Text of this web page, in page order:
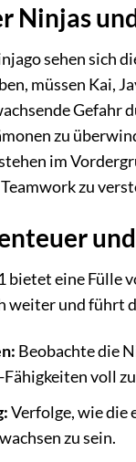
Ninjas
sehen sich
müssen Kai,
Gefahr
zu
im
zu
bietet eine Fülle
weiter und führt
Beobachte die
voll
Verfolge, wie die
zu sein.